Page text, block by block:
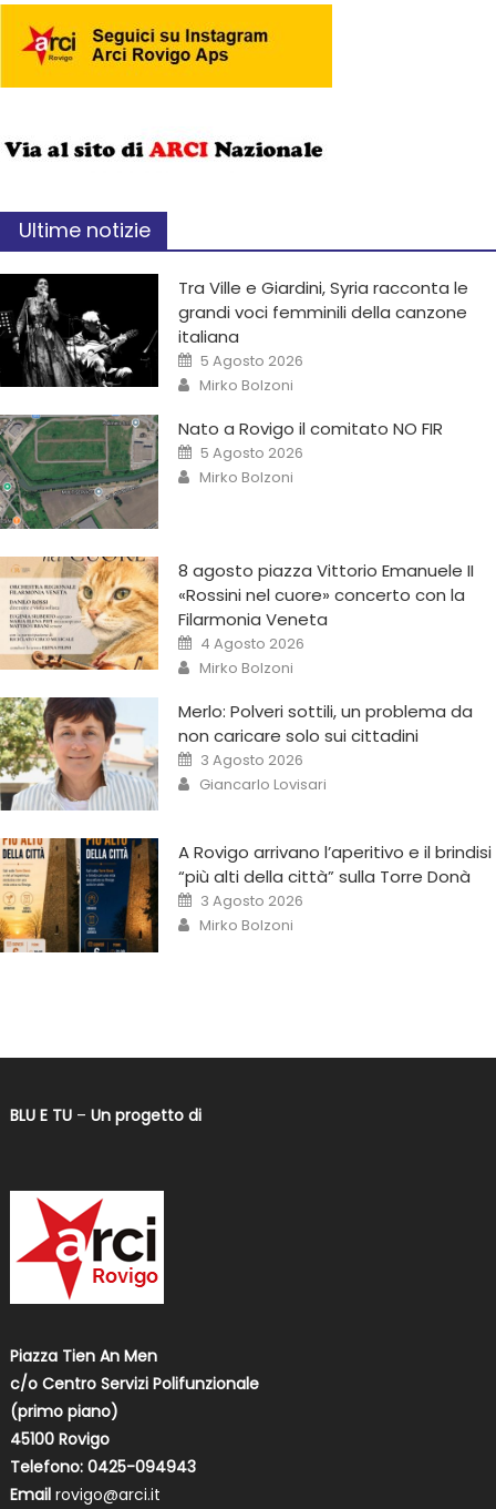
Ultime notizie
Tra Ville e Giardini, Syria racconta le
grandi voci femminili della canzone
italiana
5 Agosto 2026
Mirko Bolzoni
Nato a Rovigo il comitato NO FIR
5 Agosto 2026
Mirko Bolzoni
8 agosto piazza Vittorio Emanuele II
«Rossini nel cuore» concerto con la
Filarmonia Veneta
4 Agosto 2026
Mirko Bolzoni
Merlo: Polveri sottili, un problema da
non caricare solo sui cittadini
3 Agosto 2026
Giancarlo Lovisari
A Rovigo arrivano l’aperitivo e il brindisi
“più alti della città” sulla Torre Donà
3 Agosto 2026
Mirko Bolzoni
BLU E TU– Un progetto di
Piazza Tien An Men
c/o Centro Servizi Polifunzionale
(primo piano)
45100 Rovigo
Telefono: 0425-094943
Email rovigo@arci.it